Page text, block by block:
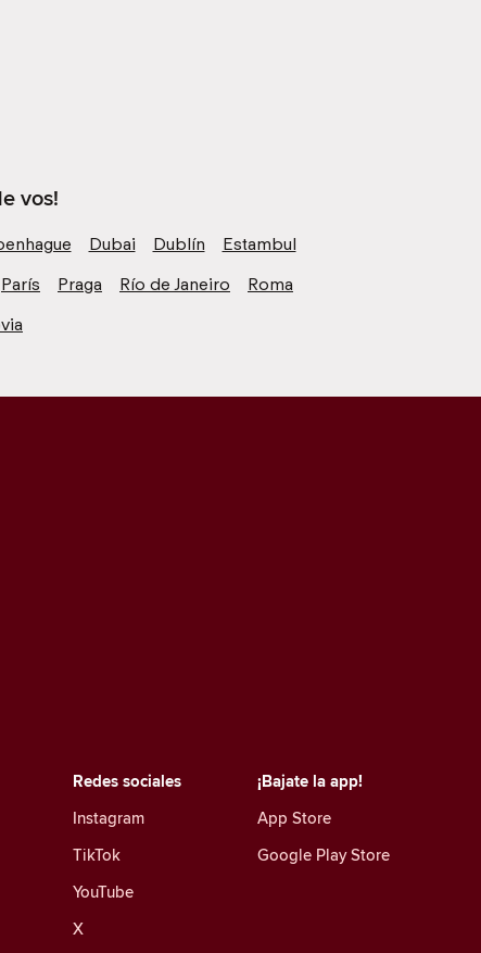
vos!
Dubai Dublín
Estambul
París Praga Río de Janeiro
Roma
Redes sociales
Instagram
TikTok
YouTube
X
¡Bajate la app!
App Store
Google Play Store